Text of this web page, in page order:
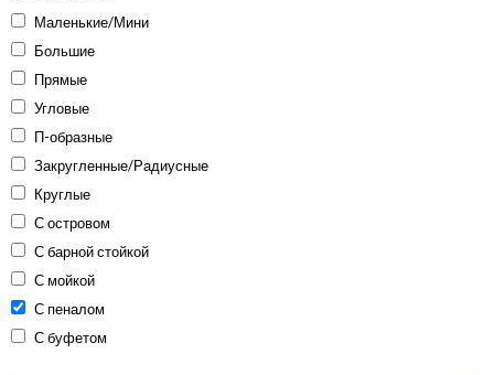
Маленькие/Мини
Большие
Прямые
Угловые
П-образные
Закругленные/Радиусные
Круглые
С островом
С барной стойкой
С мойкой
С пеналом
С буфетом